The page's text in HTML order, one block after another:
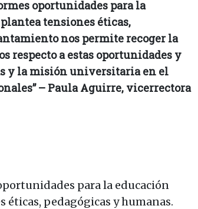
oportunidades para la
tensiones éticas,
nos permite recoger la
respecto a estas oportunidades y
y la misión universitaria en el
– Paula Aguirre, vicerrectora
para la educación
pedagógicas y humanas.